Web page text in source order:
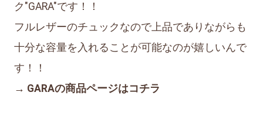
ク"GARA"です！！
フルレザーのチュックなので上品でありながらも
十分な容量を入れることが可能なのが嬉しいんで
す！！
→ GARAの商品ページはコチラ